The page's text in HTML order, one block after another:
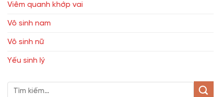
Viêm quanh khớp vai
Vô sinh nam
Vô sinh nữ
Yếu sinh lý